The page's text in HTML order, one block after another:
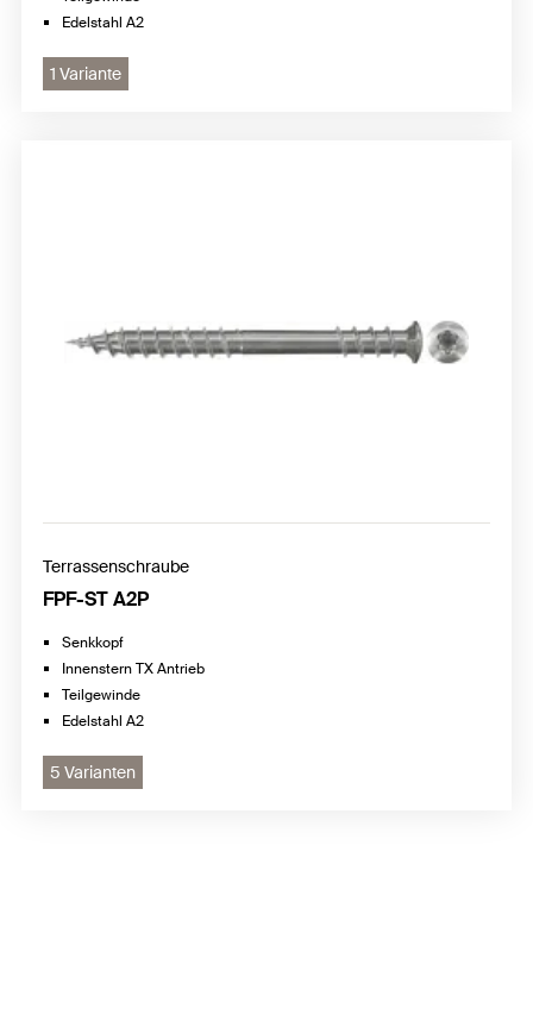
Edelstahl A2
1 Variante
Terrassenschraube
FPF-ST A2P
Senkkopf
Innenstern TX Antrieb
Teilgewinde
Edelstahl A2
5 Varianten